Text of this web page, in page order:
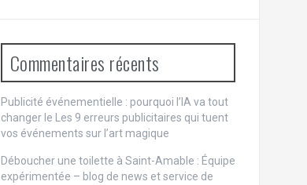
Commentaires récents
Publicité événementielle : pourquoi l’IA va tout
changerle
Les 9 erreurs publicitaires qui tuent
vos événements sur l’art magique
Déboucher une toilette à Saint-Amable : Équipe
expérimentée – blog de news et service de